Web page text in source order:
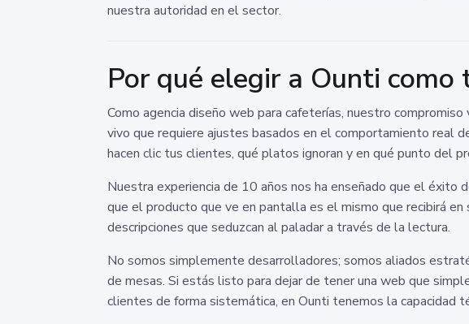
nuestra autoridad en el sector.
Por qué elegir a Ounti
Como agencia diseño web para cafeterías, nuestro
vivo que requiere ajustes basados en el comportamiento real
hacen clic tus clientes, qué platos ignoran y en qué punto del
Nuestra experiencia de 10 años nos ha enseñado que el éxito
que el producto que ve en pantalla es el mismo que recibirá
descripciones que seduzcan al paladar a través de la lectura.
No somos simplemente desarrolladores; somos aliados
de mesas. Si estás listo para dejar de tener una web que
clientes de forma sistemática, en Ounti tenemos la capacidad